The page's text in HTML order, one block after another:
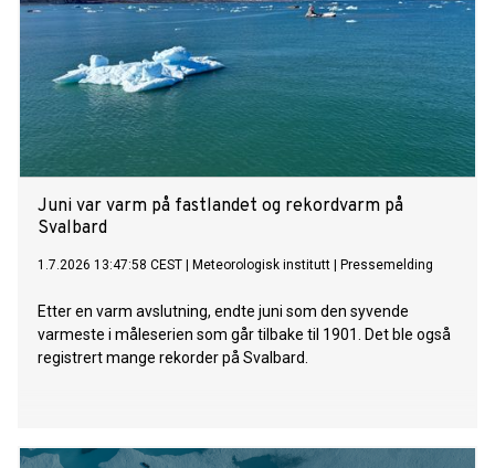
Juni var varm på fastlandet og rekordvarm på
Svalbard
1.7.2026 13:47:58 CEST Meteorologisk institutt Pressemelding
Etter en varm avslutning, endte juni som den syvende
varmeste i måleserien som går tilbake til 1901. Det ble også
registrert mange rekorder på Svalbard.